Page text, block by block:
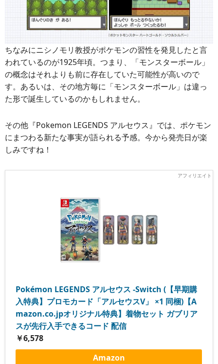
ちなみにニシノモリ教授がポケモンの習性を発見したと言
われているのが1925年頃。つまり、「モンスターボール」
の概念はそれよりも前に存在していた可能性が高いので
す。あるいは、その地方毎に「モンスターボール」は違っ
た形で誕生しているのかもしれません。
その他『Pokemon LEGENDS アルセウス』では、ポケモン
にまつわる新たな事実が語られる予感。今から発売日が楽
しみですね！
Pokémon LEGENDS アルセウス -Switch (【早期購
入特典】プロモカード「アルセウスV」 ×1 同梱)【A
mazon.co.jpオリジナル特典】着物セット ガブリア
スが先行入手できるコード 配信
￥6,578
Amazon